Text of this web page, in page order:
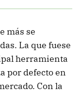
más se
La que fuese
herramienta
por defecto en
Con la